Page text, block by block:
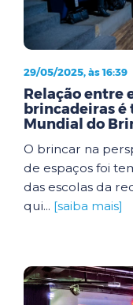
29/05/2025, às 16:39
Relação entre
brincadeiras é
Mundial do
O brincar na
de espaços foi
das escolas da
qui... [saiba mais]